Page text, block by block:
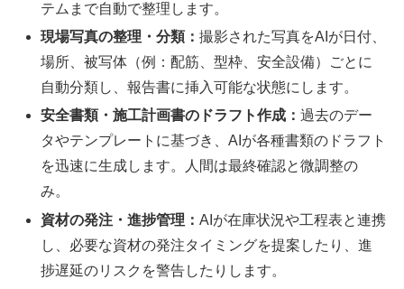
テムまで自動で整理します。
現場写真の整理・分類：撮影された写真をAIが日付、
場所、被写体（例：配筋、型枠、安全設備）ごとに
自動分類し、報告書に挿入可能な状態にします。
安全書類・施工計画書のドラフト作成：過去のデー
タやテンプレートに基づき、AIが各種書類のドラフト
を迅速に生成します。人間は最終確認と微調整の
み。
資材の発注・進捗管理：AIが在庫状況や工程表と連携
し、必要な資材の発注タイミングを提案したり、進
捗遅延のリスクを警告したりします。